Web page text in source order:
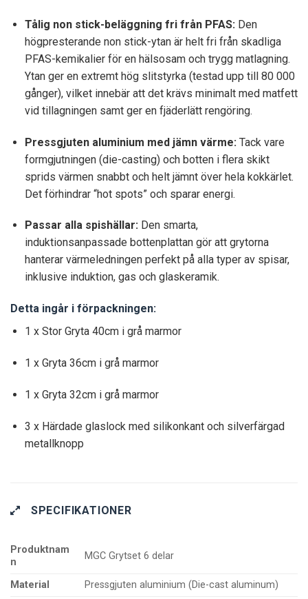
Tålig non stick-beläggning fri från PFAS:Den
högpresterande non stick-ytan är helt fri från skadliga
PFAS-kemikalier för en hälsosam och trygg matlagning.
Ytan ger en extremt hög slitstyrka (testad upp till 80 000
gånger), vilket innebär att det krävs minimalt med matfett
vid tillagningen samt ger en fjäderlätt rengöring.
Pressgjuten aluminium med jämn värme: Tack vare
formgjutningen (die-casting) och botten i flera skikt
sprids värmen snabbt och helt jämnt över hela kokkärlet.
Det förhindrar “hot spots” och sparar energi.
Passar alla spishällar:Den smarta,
induktionsanpassade bottenplattan gör att grytorna
hanterar värmeledningen perfekt på alla typer av spisar,
inklusive induktion, gas och glaskeramik.
Detta ingår i förpackningen:
1 x Stor Gryta 40cm i grå marmor
1 x Gryta 36cm i grå marmor
1 x Gryta 32cm i grå marmor
3 x Härdade glaslock med silikonkant och silverfärgad
metallknopp
SPECIFIKATIONER
Produktnam
n
MGC Grytset 6 delar
Material Pressgjuten aluminium (Die-cast aluminum)